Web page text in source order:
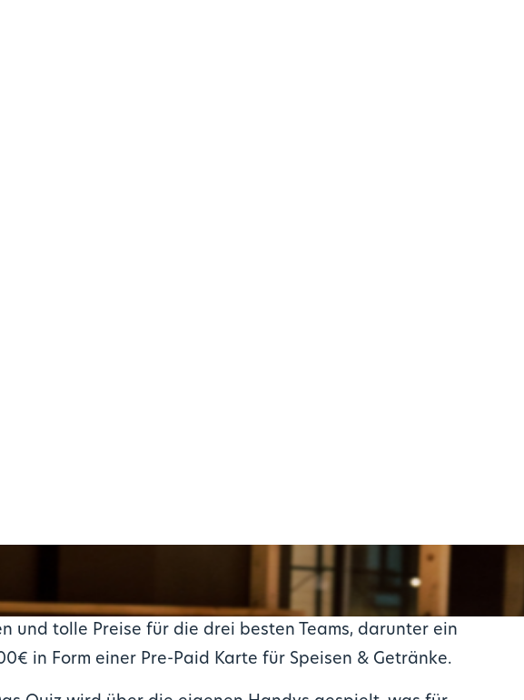
und tolle Preise für die drei besten Teams, darunter ein
in Form einer Pre-Paid Karte für Speisen & Getränke.